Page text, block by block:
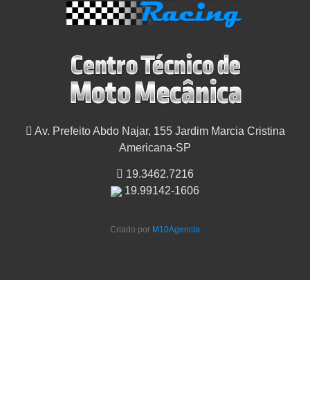
Av. Prefeito Abdo Najar, 155 Jardim Marcia Cristina
Americana-SP
19.3462.7216
19.99142-1606
Criado por M10Agencia